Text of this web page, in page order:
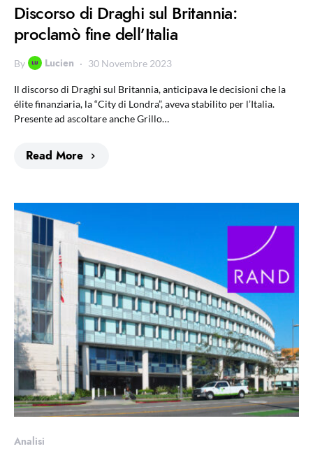
Discorso di Draghi sul Britannia:
proclamò fine dell’Italia
By Lucien 30 Novembre 2023
Il discorso di Draghi sul Britannia, anticipava le decisioni che la
élite finanziaria, la “City di Londra”, aveva stabilito per l’Italia.
Presente ad ascoltare anche Grillo…
Read More
Analisi